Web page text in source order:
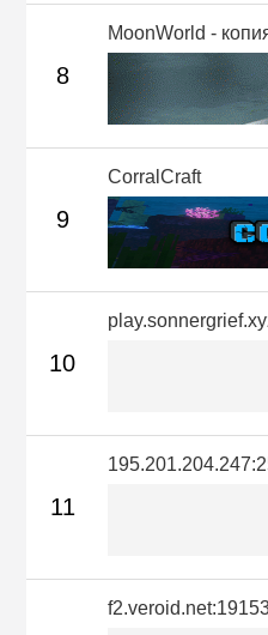
8
MoonWorld -
9
CorralCraft
10
11